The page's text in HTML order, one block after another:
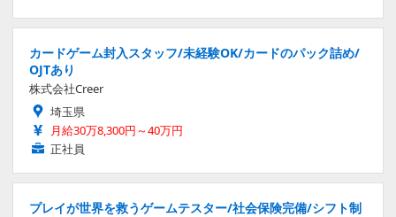
カードゲーム封入スタッフ/未経験OK/カードのパック詰め/
OJTあり
株式会社Creer
埼玉県
月給30万8,300円～40万円
正社員
プレイが世界を救うゲームテスター/社会保険完備/シフト制